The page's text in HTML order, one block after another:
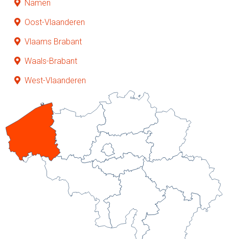
Namen
Oost-Vlaanderen
Vlaams Brabant
Waals-Brabant
West-Vlaanderen